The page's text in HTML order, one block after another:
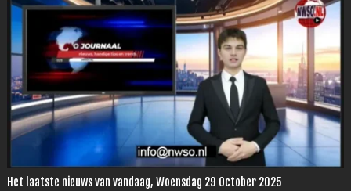
Het laatste nieuws van vandaag, Woensdag 29 October 2025